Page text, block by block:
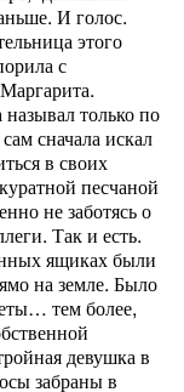
И голос.
этого
с
только по
сначала искал
в своих
песчаной
не заботясь о
Так и есть.
ящиках были
на земле. Было
тем более,
девушка в
забраны в